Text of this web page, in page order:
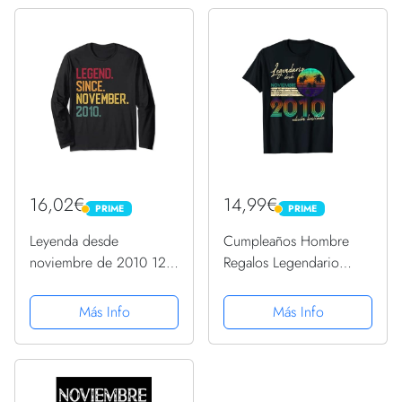
esposa, novia,...
16,02€ PRIME
PRIME
Leyenda desde
noviembre de 2010 12
12 años Manga Larga
Más Info
14,99€ PRIME
PRIME
Cumpleaños Hombre
Regalos Legendario
CamisetaMás Info